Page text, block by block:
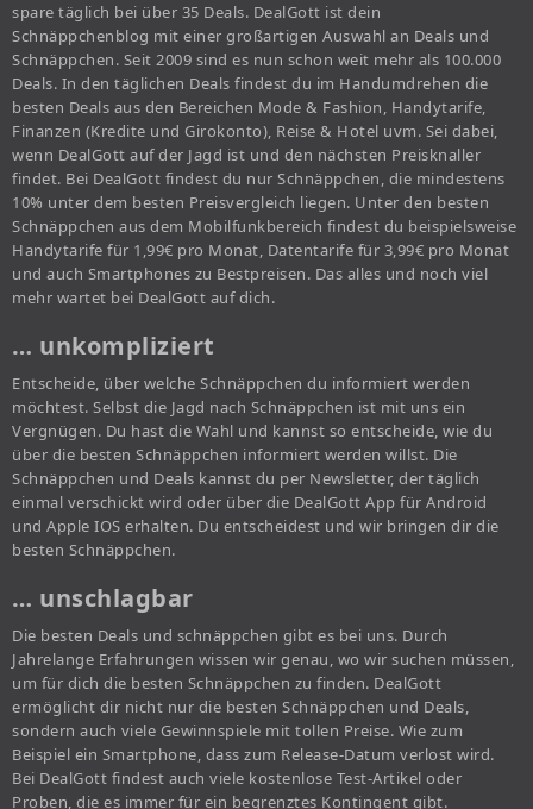
spare täglich bei über 35 Deals. DealGott ist dein
Schnäppchenblog mit einer großartigen Auswahl an Deals und
Schnäppchen. Seit 2009 sind es nun schon weit mehr als 100.000
Deals. In den täglichen Deals findest du im Handumdrehen die
besten Deals aus den Bereichen Mode & Fashion, Handytarife,
Finanzen (Kredite und Girokonto), Reise & Hotel uvm. Sei dabei,
wenn DealGott auf der Jagd ist und den nächsten Preisknaller
findet. Bei DealGott findest du nur Schnäppchen, die mindestens
10% unter dem besten Preisvergleich liegen. Unter den besten
Schnäppchen aus dem Mobilfunkbereich findest du beispielsweise
Handytarife für 1,99€ pro Monat, Datentarife für 3,99€ pro Monat
und auch Smartphones zu Bestpreisen. Das alles und noch viel
mehr wartet bei DealGott auf dich.
… unkompliziert
Entscheide, über welche Schnäppchen du informiert werden
möchtest. Selbst die Jagd nach Schnäppchen ist mit uns ein
Vergnügen. Du hast die Wahl und kannst so entscheide, wie du
über die besten Schnäppchen informiert werden willst. Die
Schnäppchen und Deals kannst du per Newsletter, der täglich
einmal verschickt wird oder über die DealGott App für Android
und Apple IOS erhalten. Du entscheidest und wir bringen dir die
besten Schnäppchen.
… unschlagbar
Die besten Deals und schnäppchen gibt es bei uns. Durch
Jahrelange Erfahrungen wissen wir genau, wo wir suchen müssen,
um für dich die besten Schnäppchen zu finden. DealGott
ermöglicht dir nicht nur die besten Schnäppchen und Deals,
sondern auch viele Gewinnspiele mit tollen Preise. Wie zum
Beispiel ein Smartphone, dass zum Release-Datum verlost wird.
Bei DealGott findest auch viele kostenlose Test-Artikel oder
Proben, die es immer für ein begrenztes Kontingent gibt.